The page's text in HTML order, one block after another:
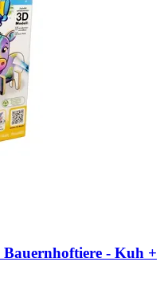
Bauernhoftiere -​ Kuh +